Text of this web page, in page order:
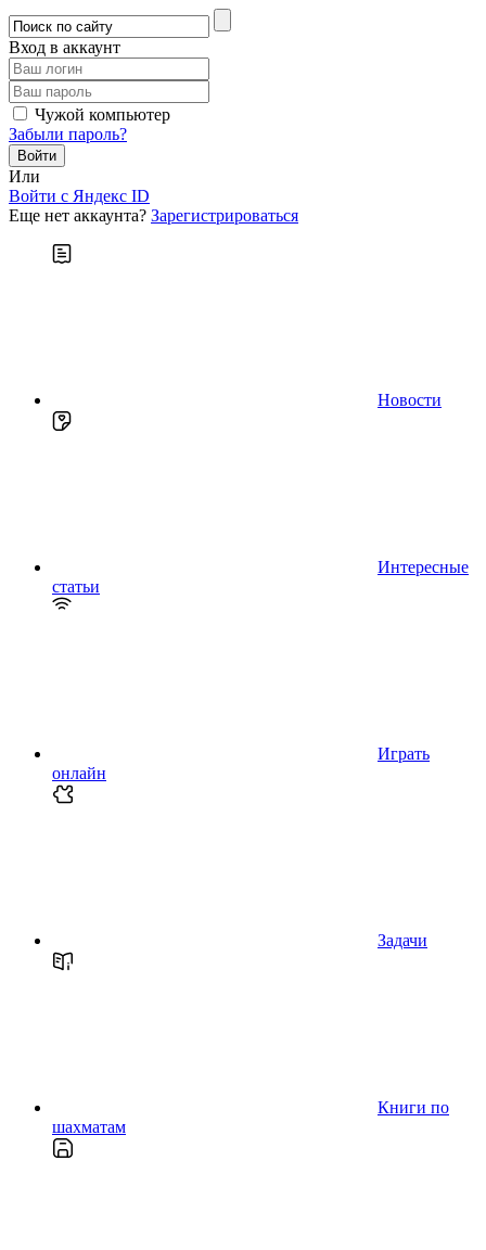
Вход в аккаунт
Чужой компьютер
Забыли пароль?
Или
Войти c Яндекс ID
Еще нет аккаунта? Зарегистрироваться
Новости
Интересные
статьи
Играть
онлайн
Задачи
Книги по
шахматам